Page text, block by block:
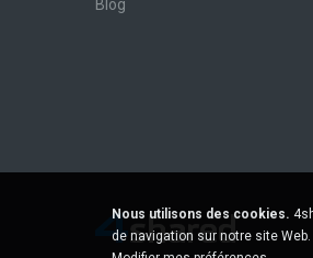
Blog
Nous utilisons des cookies.
de navigation sur notre site